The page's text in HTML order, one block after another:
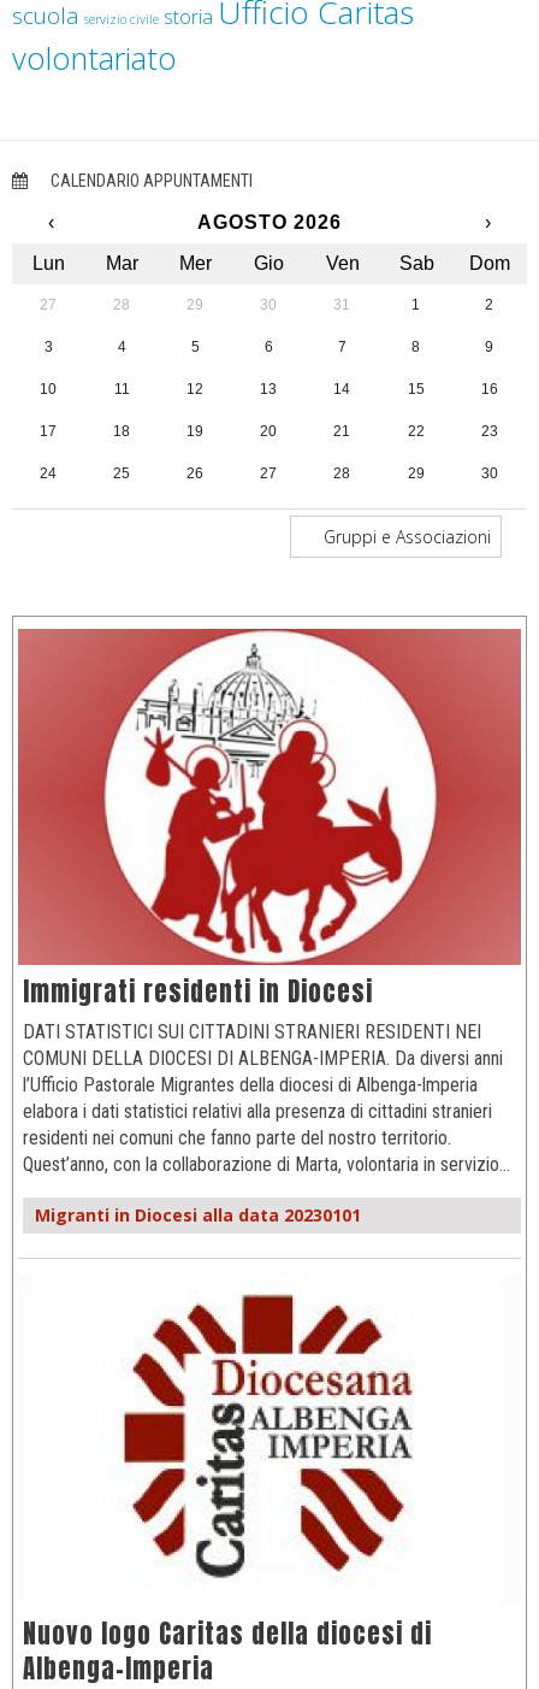
scuola servizio civile storia Ufficio Caritas
volontariato
CALENDARIO APPUNTAMENTI
‹ AGOSTO 2026
›
Lun
Mar Mer Gio Ven Sab Dom
27 28 29 30 31 1 2
3 4 5 6 7 8 9
10 11 12 13 14 15 16
17 18 19 20 21 22 23
24 25 26 27 28 29 30
4 5 6
Gruppi e Associazioni
Immigrati residenti in Diocesi
DATI STATISTICI SUI CITTADINI STRANIERI RESIDENTI NEI
COMUNI DELLA DIOCESI DI ALBENGA-IMPERIA. Da diversi anni
l’Ufficio Pastorale Migrantes della diocesi di Albenga-lmperia
elabora i dati statistici relativi alla presenza di cittadini stranieri
residenti nei comuni che fanno parte del nostro territorio.
Quest’anno, con la collaborazione di Marta, volontaria in servizio…
Migranti in Diocesi alla data 20230101
Nuovo logo Caritas della diocesi di
Albenga-Imperia